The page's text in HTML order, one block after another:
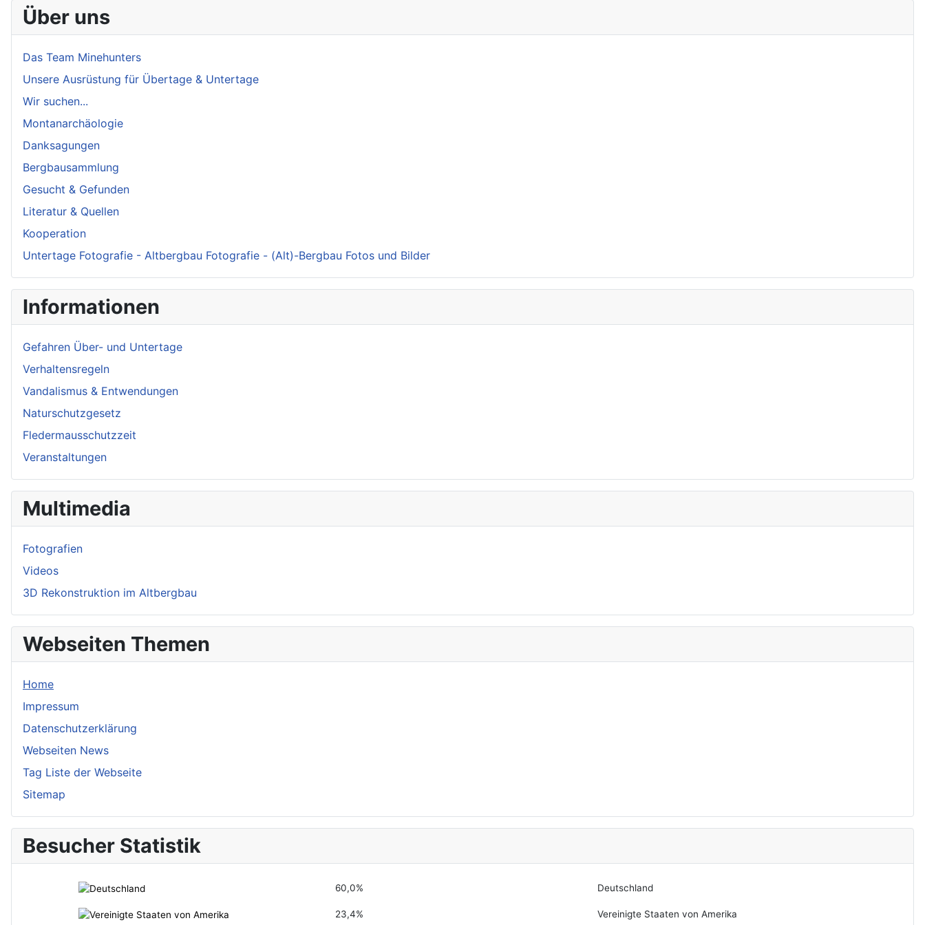
Über uns
Das Team Minehunters
Unsere Ausrüstung für Übertage & Untertage
Wir suchen...
Montanarchäologie
Danksagungen
Bergbausammlung
Gesucht & Gefunden
Literatur & Quellen
Kooperation
Untertage Fotografie - Altbergbau Fotografie - (Alt)-Bergbau Fotos und Bilder
Informationen
Gefahren Über- und Untertage
Verhaltensregeln
Vandalismus & Entwendungen
Naturschutzgesetz
Fledermausschutzzeit
Veranstaltungen
Multimedia
Fotografien
Videos
3D Rekonstruktion im Altbergbau
Webseiten Themen
Home
Impressum
Datenschutzerklärung
Webseiten News
Tag Liste der Webseite
Sitemap
Besucher Statistik
60,0% Deutschland
23,4% Vereinigte Staaten von Amerika